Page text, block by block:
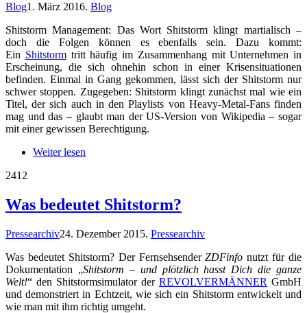
Blog1. März 2016. Blog
Shitstorm Management: Das Wort Shitstorm klingt martialisch –
doch die Folgen können es ebenfalls sein. Dazu kommt:
Ein Shitstormtritt häufig im Zusammenhang mit Unternehmen in
Erscheinung, die sich ohnehin schon in einer Krisensituationen
befinden. Einmal in Gang gekommen, lässt sich der Shitstorm nur
schwer stoppen. Zugegeben: Shitstorm klingt zunächst mal wie ein
Titel, der sich auch in den Playlists von Heavy-Metal-Fans finden
mag und das – glaubt man der US-Version von Wikipedia – sogar
mit einer gewissen Berechtigung.
Weiter lesen
2412
Was bedeutet Shitstorm?
Pressearchiv24. Dezember 2015. Pressearchiv
Was bedeutet Shitstorm? Der FernsehsenderZDFinfo nutzt für die
Dokumentation „Shitstorm – und plötzlich hasst Dich die ganze
Welt!“ den Shitstormsimulator der REVOLVERMÄNNER GmbH
und demonstriert in Echtzeit, wie sich ein Shitstorm entwickelt und
wie man mit ihm richtig umgeht.